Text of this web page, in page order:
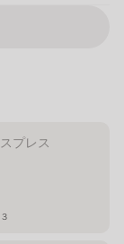
プレス